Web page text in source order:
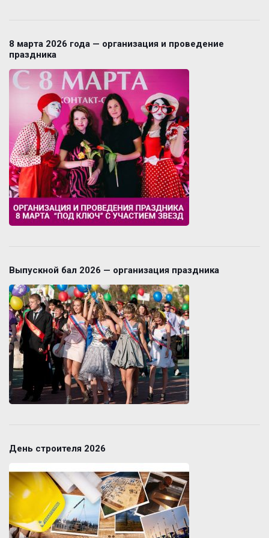
8 марта 2026 года — организация и проведение
праздника
Выпускной бал 2026 — организация праздника
День строителя 2026